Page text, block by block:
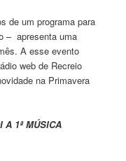
de um programa para
– apresenta uma
A esse evento
web de Recreio
na Primavera
A 1ª MÚSICA